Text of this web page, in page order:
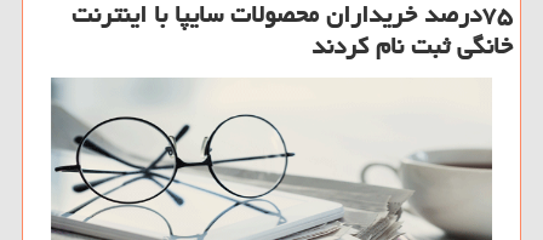
۷۵درصد خریداران محصولات سایپا با اینترنت
خانگی ثبت نام كردند